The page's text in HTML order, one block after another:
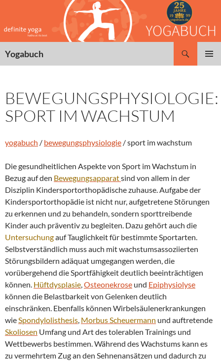
springen
Yogabuch
BEWEGUNGSPHYSIOLOGIE:
SPORT IM WACHSTUM
yogabuch / bewegungsphysiologie / sport im wachstum
Die gesundheitlichen Aspekte von Sport im Wachstum in
Bezug auf den Bewegungsapparatsind von allem in der
Disziplin Kindersportorthopädische zuhause. Aufgabe der
Kindersportorthopädie ist nicht nur, aufgetretene Störungen
zu erkennen und zu behandeln, sondern sporttreibende
Kinder auch präventiv zu begleiten. Dazu gehört auch die
Untersuchungauf Tauglichkeit für bestimmte Sportarten.
Selbstverständlich muss auch mit wachstumsassoziierten
Störungsbildern adäquat umgegangen werden, die
vorübergehend die Sportfähigkeit deutlich beeinträchtigen
können. Hüftdysplasie,Osteonekrose und Epiphysiolyse
können die Belastbarkeit von Gelenken deutlich
einschränken. Ebenfalls können Wirbelsäulenerkrankungen
wieSpondylolisthesis, MorbusScheuermann und auftretende
Skoliosen Umfang und Art des tolerablen Trainings und
Wettbewerbs bestimmen. Während des Wachstums kann es
zu vermehrtem Zug an den Sehnenansätzen und dadurch zu